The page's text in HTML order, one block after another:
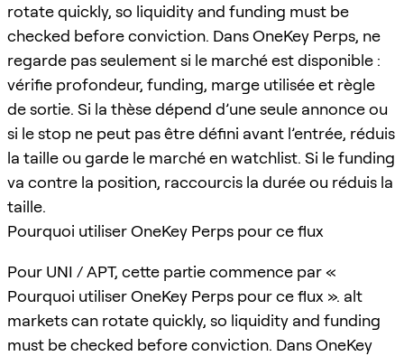
rotate quickly, so liquidity and funding must be
checked before conviction. Dans OneKey Perps, ne
regarde pas seulement si le marché est disponible :
vérifie profondeur, funding, marge utilisée et règle
de sortie. Si la thèse dépend d’une seule annonce ou
si le stop ne peut pas être défini avant l’entrée, réduis
la taille ou garde le marché en watchlist. Si le funding
va contre la position, raccourcis la durée ou réduis la
taille.
Pourquoi utiliser OneKey Perps pour ce flux
Pour UNI / APT, cette partie commence par «
Pourquoi utiliser OneKey Perps pour ce flux ». alt
markets can rotate quickly, so liquidity and funding
must be checked before conviction. Dans OneKey